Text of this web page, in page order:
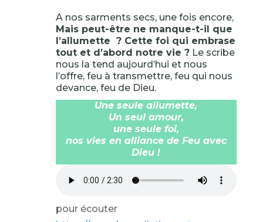
A nos sarments secs, une fois encore,
Mais peut-être ne manque-t-il que
l’allumette ? Cette foi qui embrase
tout et d’abord notre vie ?Le scribe
nous la tend aujourd’hui et nous
l’offre, feu à transmettre, feu qui nous
devance, feu de Dieu.
Une seule allumette,
Un seul amour,
une seule foi,
nos vies en alliance de Feu avec
Dieu !
pour écouter